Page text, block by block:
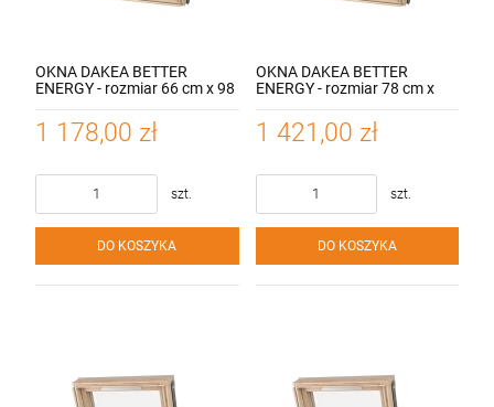
OKNA DAKEA BETTER
ENERGY - rozmiar 66 cm x 98
nawiewnikiem, otwieranie
dolne, współczynnik 1.1
1 178,00 zł
szt.
DO KOSZYKA
OKNA DAKEA BETTER
ENERGY - rozmiar 78 cm x
nawiewnikiem, otwieranie
dolne, współczynnik 1.1
1 421,00 zł
szt.
DO KOSZYKA